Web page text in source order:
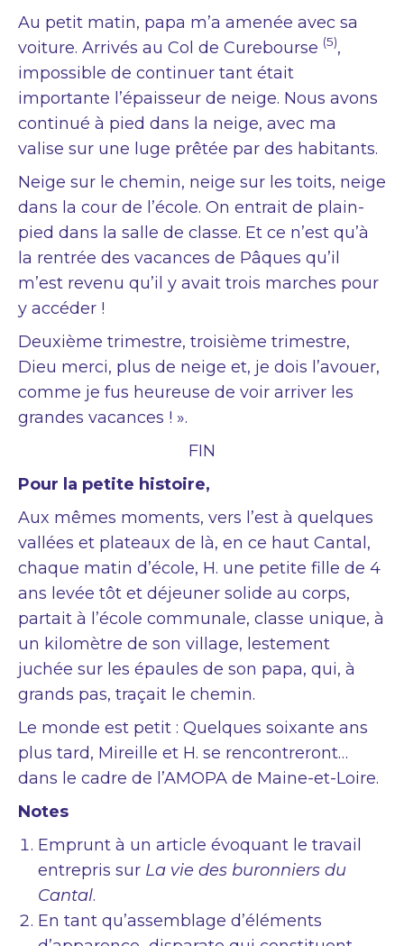
Au petit matin, papa m’a amenée avec sa
voiture. Arrivés au Col de Curebourse (5),
impossible de continuer tant était
importante l’épaisseur de neige. Nous avons
continué à pied dans la neige, avec ma
valise sur une luge prêtée par des habitants.
Neige sur le chemin, neige sur les toits, neige
dans la cour de l’école. On entrait de plain-
pied dans la salle de classe. Et ce n’est qu’à
la rentrée des vacances de Pâques qu’il
m’est revenu qu’il y avait trois marches pour
y accéder !
Deuxième trimestre, troisième trimestre,
Dieu merci, plus de neige et, je dois l’avouer,
comme je fus heureuse de voir arriver les
grandes vacances ! ».
FIN
Pour la petite histoire,
Aux mêmes moments, vers l’est à quelques
vallées et plateaux de là, en ce haut Cantal,
chaque matin d’école, H. une petite fille de 4
ans levée tôt et déjeuner solide au corps,
partait à l’école communale, classe unique, à
un kilomètre de son village, lestement
juchée sur les épaules de son papa, qui, à
grands pas, traçait le chemin.
Le monde est petit : Quelques soixante ans
plus tard, Mireille et H. se rencontreront…
dans le cadre de l’AMOPA de Maine-et-Loire.
Notes
Emprunt à un article évoquant le travail
entrepris sur La vie des buronniers du
Cantal.
En tant qu’assemblage d’éléments